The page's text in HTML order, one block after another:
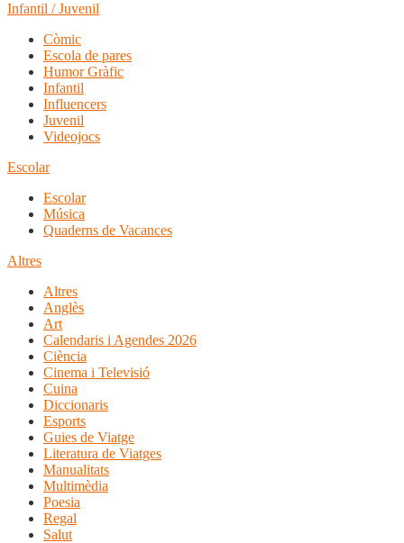
Infantil / Juvenil
Còmic
Escola de pares
Humor Gràfic
Infantil
Influencers
Juvenil
Videojocs
Escolar
Escolar
Música
Quaderns de Vacances
Altres
Altres
Anglès
Art
Calendaris i Agendes 2026
Ciència
Cinema i Televisió
Cuina
Diccionaris
Esports
Guies de Viatge
Literatura de Viatges
Manualitats
Multimèdia
Poesia
Regal
Salut